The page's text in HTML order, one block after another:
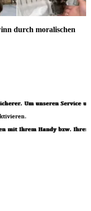
durch moralischen